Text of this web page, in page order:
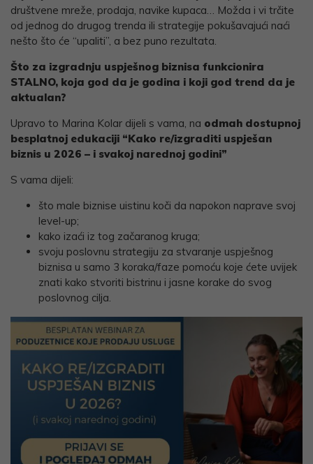
društvene mreže, prodaja, navike kupaca… Možda i vi trčite
od jednog do drugog trenda ili strategije pokušavajući naći
nešto što će “upaliti”, a bez puno rezultata.
Što za izgradnju uspješnog biznisa funkcionira
STALNO, koja god da je godina i koji god trend da je
aktualan?
Upravo to Marina Kolar dijeli s vama, na odmah dostupnoj
besplatnoj edukaciji “Kako re/izgraditi uspješan
biznis u 2026 – i svakoj narednoj godini”
S vama dijeli:
što male biznise uistinu koči da napokon naprave svoj
level-up;
kako izaći iz tog začaranog kruga;
svoju poslovnu strategiju za stvaranje uspješnog
biznisa u samo 3 koraka/faze pomoću koje ćete uvijek
znati kako stvoriti bistrinu i jasne korake do svog
poslovnog cilja.